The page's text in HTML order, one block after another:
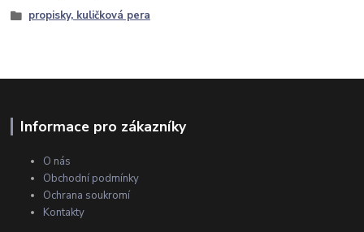
propisky, kuličková pera
Informace pro zákazníky
O nás
Obchodní podmínky
Ochrana soukromí
Kontakty